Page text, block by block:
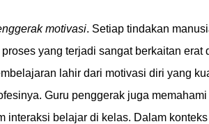
motivasi. Setiap tindakan
yang terjadi sangat berkaitan erat
lahir dari motivasi diri yang
Guru penggerak juga
interaksi belajar di kelas. Dalam